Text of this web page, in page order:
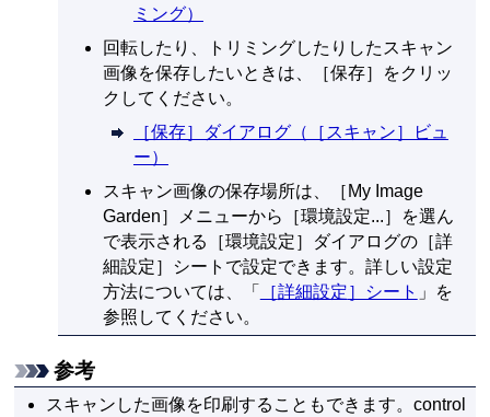
ミング）
回転したり、トリミングしたりしたスキャン
画像を保存したいときは、［保存］をクリッ
クしてください。
［保存］ダイアログ（［スキャン］ビュ
ー）
スキャン画像の保存場所は、［ My Image
Garden］メニューから［環境設定...］を選ん
で表示される［環境設定］ダイアログの［詳
細設定］シートで設定できます。 詳しい設定
方法については、「
［詳細設定］シート 」を
参照してください。
参考
スキャンした画像を印刷することもできます。control